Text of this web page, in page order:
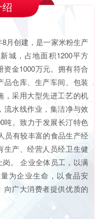
月创建，是一家米粉生产
城，占地面积1200平方
金1000万元。拥有符合
品仓库、生产车间、包装
，采用大型先进工艺的机
流水线作业，集洁净与效
吨。致力于发展长汀特色
员有较丰富的食品生产经
生产、经营人员经卫生健
。 企业全体员工，以满
为企业生命，以食品安
向广大消费者提供优质的